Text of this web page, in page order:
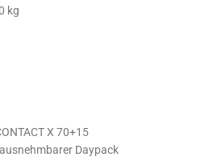
kg
X 70+15
Daypack